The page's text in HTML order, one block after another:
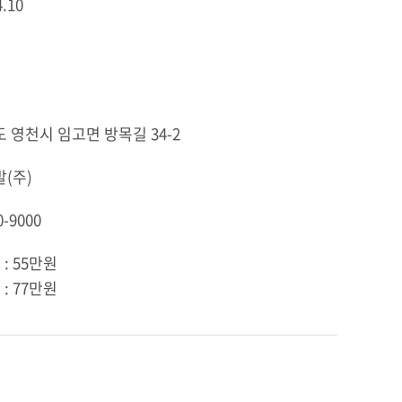
영천시 임고면 방목길 34-2
(주)
9000
55만원
77만원